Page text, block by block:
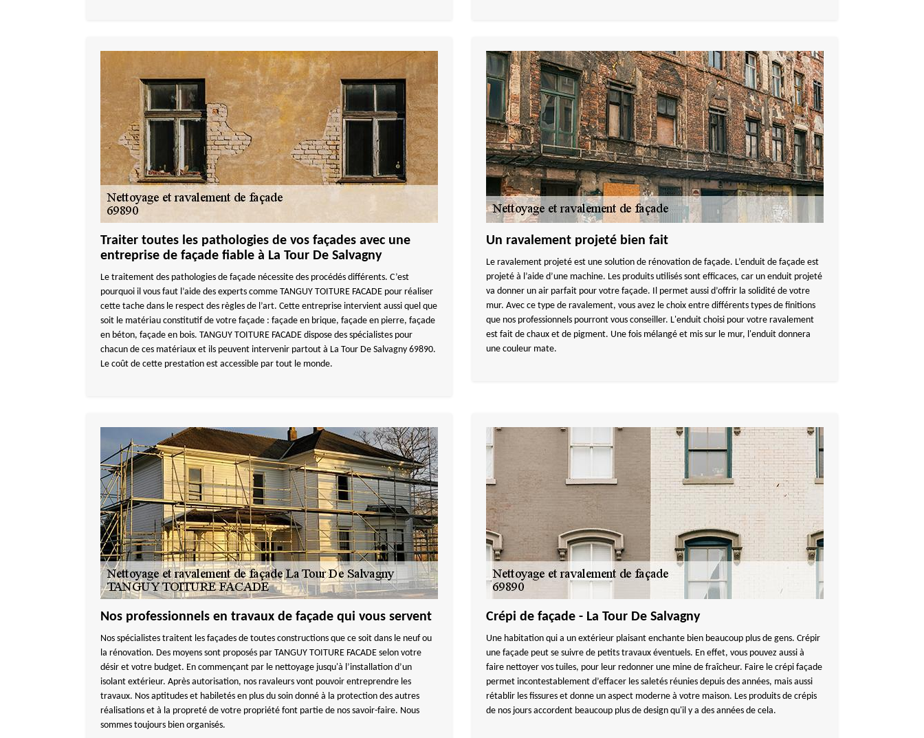
Traiter toutes les pathologies de vos façades avec une
entreprise de façade fiable à La Tour De Salvagny
Le traitement des pathologies de façade nécessite des procédés différents. C’est
pourquoi il vous faut l’aide des experts comme TANGUY TOITURE FACADE pour réaliser
cette tache dans le respect des règles de l’art. Cette entreprise intervient aussi quel que
soit le matériau constitutif de votre façade : façade en brique, façade en pierre, façade
en béton, façade en bois. TANGUY TOITURE FACADE dispose des spécialistes pour
chacun de ces matériaux et ils peuvent intervenir partout à La Tour De Salvagny 69890.
Le coût de cette prestation est accessible par tout le monde.
Un ravalement projeté bien fait
Le ravalement projeté est une solution de rénovation de façade. L’enduit de façade est
projeté à l’aide d’une machine. Les produits utilisés sont efficaces, car un enduit projeté
va donner un air parfait pour votre façade. Il permet aussi d’offrir la solidité de votre
mur. Avec ce type de ravalement, vous avez le choix entre différents types de finitions
que nos professionnels pourront vous conseiller. L'enduit choisi pour votre ravalement
est fait de chaux et de pigment. Une fois mélangé et mis sur le mur, l'enduit donnera
une couleur mate.
Nos professionnels en travaux de façade qui vous servent
Nos spécialistes traitent les façades de toutes constructions que ce soit dans le neuf ou
la rénovation. Des moyens sont proposés par TANGUY TOITURE FACADE selon votre
désir et votre budget. En commençant par le nettoyage jusqu'à l’installation d’un
isolant extérieur. Après autorisation, nos ravaleurs vont pouvoir entreprendre les
travaux. Nos aptitudes et habiletés en plus du soin donné à la protection des autres
réalisations et à la propreté de votre propriété font partie de nos savoir-faire. Nous
sommes toujours bien organisés.
Crépi de façade - La Tour De Salvagny
Une habitation qui a un extérieur plaisant enchante bien beaucoup plus de gens. Crépir
une façade peut se suivre de petits travaux éventuels. En effet, vous pouvez aussi à
faire nettoyer vos tuiles, pour leur redonner une mine de fraîcheur. Faire le crépi façade
permet incontestablement d’effacer les saletés réunies depuis des années, mais aussi
rétablir les fissures et donne un aspect moderne à votre maison. Les produits de crépis
de nos jours accordent beaucoup plus de design qu'il y a des années de cela.